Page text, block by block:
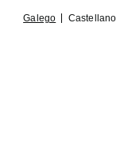
Galego Castellano